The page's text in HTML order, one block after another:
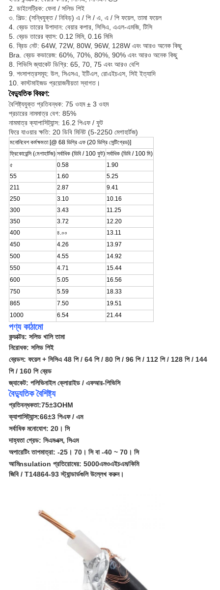
2. ডাইলেট্রিক: ফেনা / সলিড পিই
৩. শিল্ড: (সন্ধিযুক্ত / নিবিড়) এ / পি / এ, এ / পি ফয়েল, তামা ফয়েল
4. ব্রেড তারের উপাদান: বেয়ার কপার, সিসিএ, এএল-এমজি, টিসি
5. ব্রেড তারের ব্যাস: 0.12 মিমি, 0.16 মিমি
6. ব্রিড নেট: 64W, 72W, 80W, 96W, 128W এবং আরও অনেক কিছু
Bra. ব্রেড কভারেজ: 60%, 70%, 80%, 90% এবং আরও অনেক কিছু
8. পিভিসি জ্যাকেট ডিগ্রি: 65, 70, 75 এবং আরও বেশি
9. শংসাপত্রসমূহ: উল, সিএসএ, ইটিএল, রোএইচএস, সিই ইত্যাদি
10. কাস্টমাইজড প্রয়োজনীয়তা স্বাগত।
বৈদ্যুতিক বিবরণ:
বৈশিষ্ট্যযুক্ত প্রতিবন্ধক: 75 ওহম ± 3 ওহম
প্রচারের নামমাত্র বেগ: 85%
নামমাত্র ক্যাপাসিট্যান্স: 16.2 পিএফ / ফুট
ফিরে যাওয়ার ক্ষতি: 20 ডিবি মিনিট (5-2250 মেগাহার্টজ)
মনোনিবেশ কর্মক্ষমতা [@ 68 ডিগ্রি এফ (20 ডিগ্রি সেন্টিগ্রেড)]
ফ্রিকোয়েন্সি (মেগাহার্টজ) সর্বাধিক (ডিবি / 100 ফুট) সর্বাধিক (ডিবি / 100 মি)
৫
0.58
1.90
55
1.60
5.25
211
2.87
9.41
250
3.10
10.16
300
3.43
11.25
350
3.72
12.20
400
৪.০০
13.11
450
4.26
13.97
500
4.55
14.92
550
4.71
15.44
600
5.05
16.56
750
5.59
18.33
865
7.50
19.51
1000
6.54 21.44
পণ্য কাঠামো
কন্ডাক্টর: সলিড খালি তামা
নিরোধক: সলিড পিই
ব্রেডস: ফয়েল+ সিসিএ 48 পি / 64 পি / 80 পি / 96 পি / 112 পি / 128 পি / 144
পি / 160 পি ব্রেড
জ্যাকেট: পলিভিনাইল ক্লোরাইড/ এফআর-পিভিসি
বৈদ্যুতিক বৈশিষ্ট্য
প্রতিবন্ধকতা:75±3OHM
ক্যাপাসিট্যান্স:66±3 পিএফ / এম
সর্বাধিক মনোযোগ: 20। সি
দাহ্যতা গ্রেড: সিএমএক্স, সিএম
অপারেটিং তাপমাত্রা: -25। 70। সিবা -40 ~ 70। সি
আমিnsulation প্রতিরোধের: 5000এমওএইচএম/কিমি
জিবি / T14864-93 স্ট্যান্ডার্ডগুলি উল্লেখ করুন।